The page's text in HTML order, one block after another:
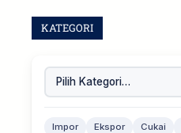
KATEGORI
Impor Ekspor Cukai